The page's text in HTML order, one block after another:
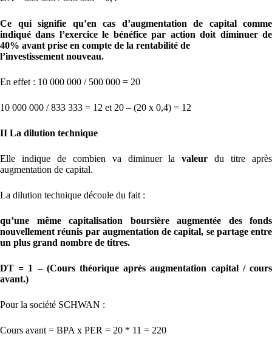
Ce qui signifie qu’en cas d’augmentation de capital comme
indiqué dans l’exercice le bénéfice par action doit diminuer de
40% avant prise en compte de la rentabilité de
l’investissement nouveau.
En effet : 10 000 000 / 500 000 = 20
10 000 000 / 833 333 = 12 et 20 – (20 x 0,4) = 12
II La dilution technique
Elle indique de combien va diminuer lavaleurdu titre après
augmentation de capital.
La dilution technique découle du fait :
qu’une même capitalisation boursière augmentée des fonds
nouvellement réunis par augmentation de capital, se partage entre
un plus grand nombre de titres.
DT = 1 – (Cours théorique après augmentation capital / cours
avant.)
Pour la société SCHWAN :
Cours avant = BPA x PER = 20 * 11 = 220